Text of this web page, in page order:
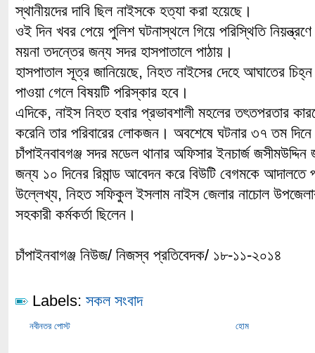
স্থানীয়দের দাবি ছিল নাইসকে হত্যা করা হয়েছে।
ওই দিন খবর পেয়ে পুলিশ ঘটনাস্থলে গিয়ে পরিস্থিতি
ময়না তদন্তের জন্য সদর হাসপাতালে পাঠায়।
হাসপাতাল সূত্র জানিয়েছে, নিহত নাইসের দেহে আঘাতের
পাওয়া গেলে বিষয়টি পরিস্কার হবে।
এদিকে, নাইস নিহত হবার প্রভাবশালী মহলের তৎতপরতার
করেনি তার পরিবারের লোকজন। অবশেষে ঘটনার ৩৭ তম
চাঁপাইনবাবগঞ্জ সদর মডেল থানার অফিসার ইনচার্জ
জন্য ১০ দিনের রিমান্ড আবেদন করে বিউটি বেগমকে আদালতে
উল্লেখ্য, নিহত সফিকুল ইসলাম নাইস জেলার নাচোল
সহকারী কর্মকর্তা ছিলেন।
চাঁপাইনবাগঞ্জ নিউজ/ নিজস্ব প্রতিবেদক/ ১৮-১১-২০১৪
Labels: সকল সংবাদ
নবীনতর পোস্ট হোম